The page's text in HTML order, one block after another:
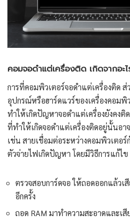
คอมจอดำแต่เครื่องติด เกิดจากอะ
การที่คอมพิวเตอร์จอดำแต่เครื่องติด
อุปกรณ์หรือฮาร์ดแวร์ของเครื่องคอม
ทำให้เกิดปัญหาจอดำแต่เครื่องยังคงติ
ที่ทำให้เกิดจอดำแต่เครื่องติดอยู่นั้นอา
เช่น สายเชื่อมต่อระหว่างคอมพิวเตอ
ตัวจ่ายไฟเกิดปัญหา โดยมีวิธีการแก้ไข
ตรวจสอบการ์ดจอ ให้ถอดออกแล้ว
อีกครั้ง
ถอด RAM มาทำความสะอาดและเ